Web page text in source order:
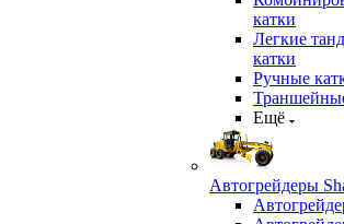
катки
Легкие
катки
Ручные
Ещё
Автогрейдеры